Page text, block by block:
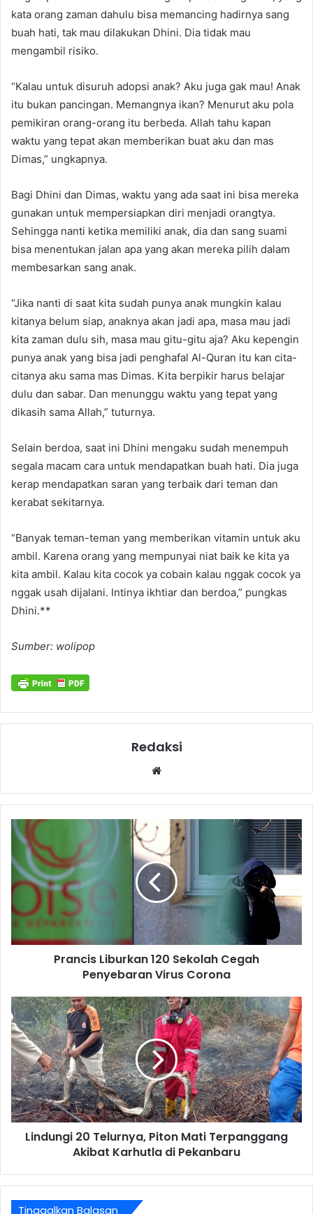
kata orang zaman dahulu bisa memancing hadirnya sang
buah hati, tak mau dilakukan Dhini. Dia tidak mau
mengambil risiko.
“Kalau untuk disuruh adopsi anak? Aku juga gak mau! Anak
itu bukan pancingan. Memangnya ikan? Menurut aku pola
pemikiran orang-orang itu berbeda. Allah tahu kapan
waktu yang tepat akan memberikan buat aku dan mas
Dimas,” ungkapnya.
Bagi Dhini dan Dimas, waktu yang ada saat ini bisa mereka
gunakan untuk mempersiapkan diri menjadi orangtya.
Sehingga nanti ketika memiliki anak, dia dan sang suami
bisa menentukan jalan apa yang akan mereka pilih dalam
membesarkan sang anak.
“Jika nanti di saat kita sudah punya anak mungkin kalau
kitanya belum siap, anaknya akan jadi apa, masa mau jadi
kita zaman dulu sih, masa mau gitu-gitu aja? Aku kepengin
punya anak yang bisa jadi penghafal Al-Quran itu kan cita-
citanya aku sama mas Dimas. Kita berpikir harus belajar
dulu dan sabar. Dan menunggu waktu yang tepat yang
dikasih sama Allah,” tuturnya.
Selain berdoa, saat ini Dhini mengaku sudah menempuh
segala macam cara untuk mendapatkan buah hati. Dia juga
kerap mendapatkan saran yang terbaik dari teman dan
kerabat sekitarnya.
“Banyak teman-teman yang memberikan vitamin untuk aku
ambil. Karena orang yang mempunyai niat baik ke kita ya
kita ambil. Kalau kita cocok ya cobain kalau nggak cocok ya
nggak usah dijalani. Intinya ikhtiar dan berdoa,” pungkas
Dhini.**
Sumber: wolipop
Redaksi
Prancis Liburkan 120 Sekolah Cegah
Penyebaran Virus Corona
Lindungi 20 Telurnya, Piton Mati Terpanggang
Akibat Karhutla di Pekanbaru
Tinggalkan Balasan